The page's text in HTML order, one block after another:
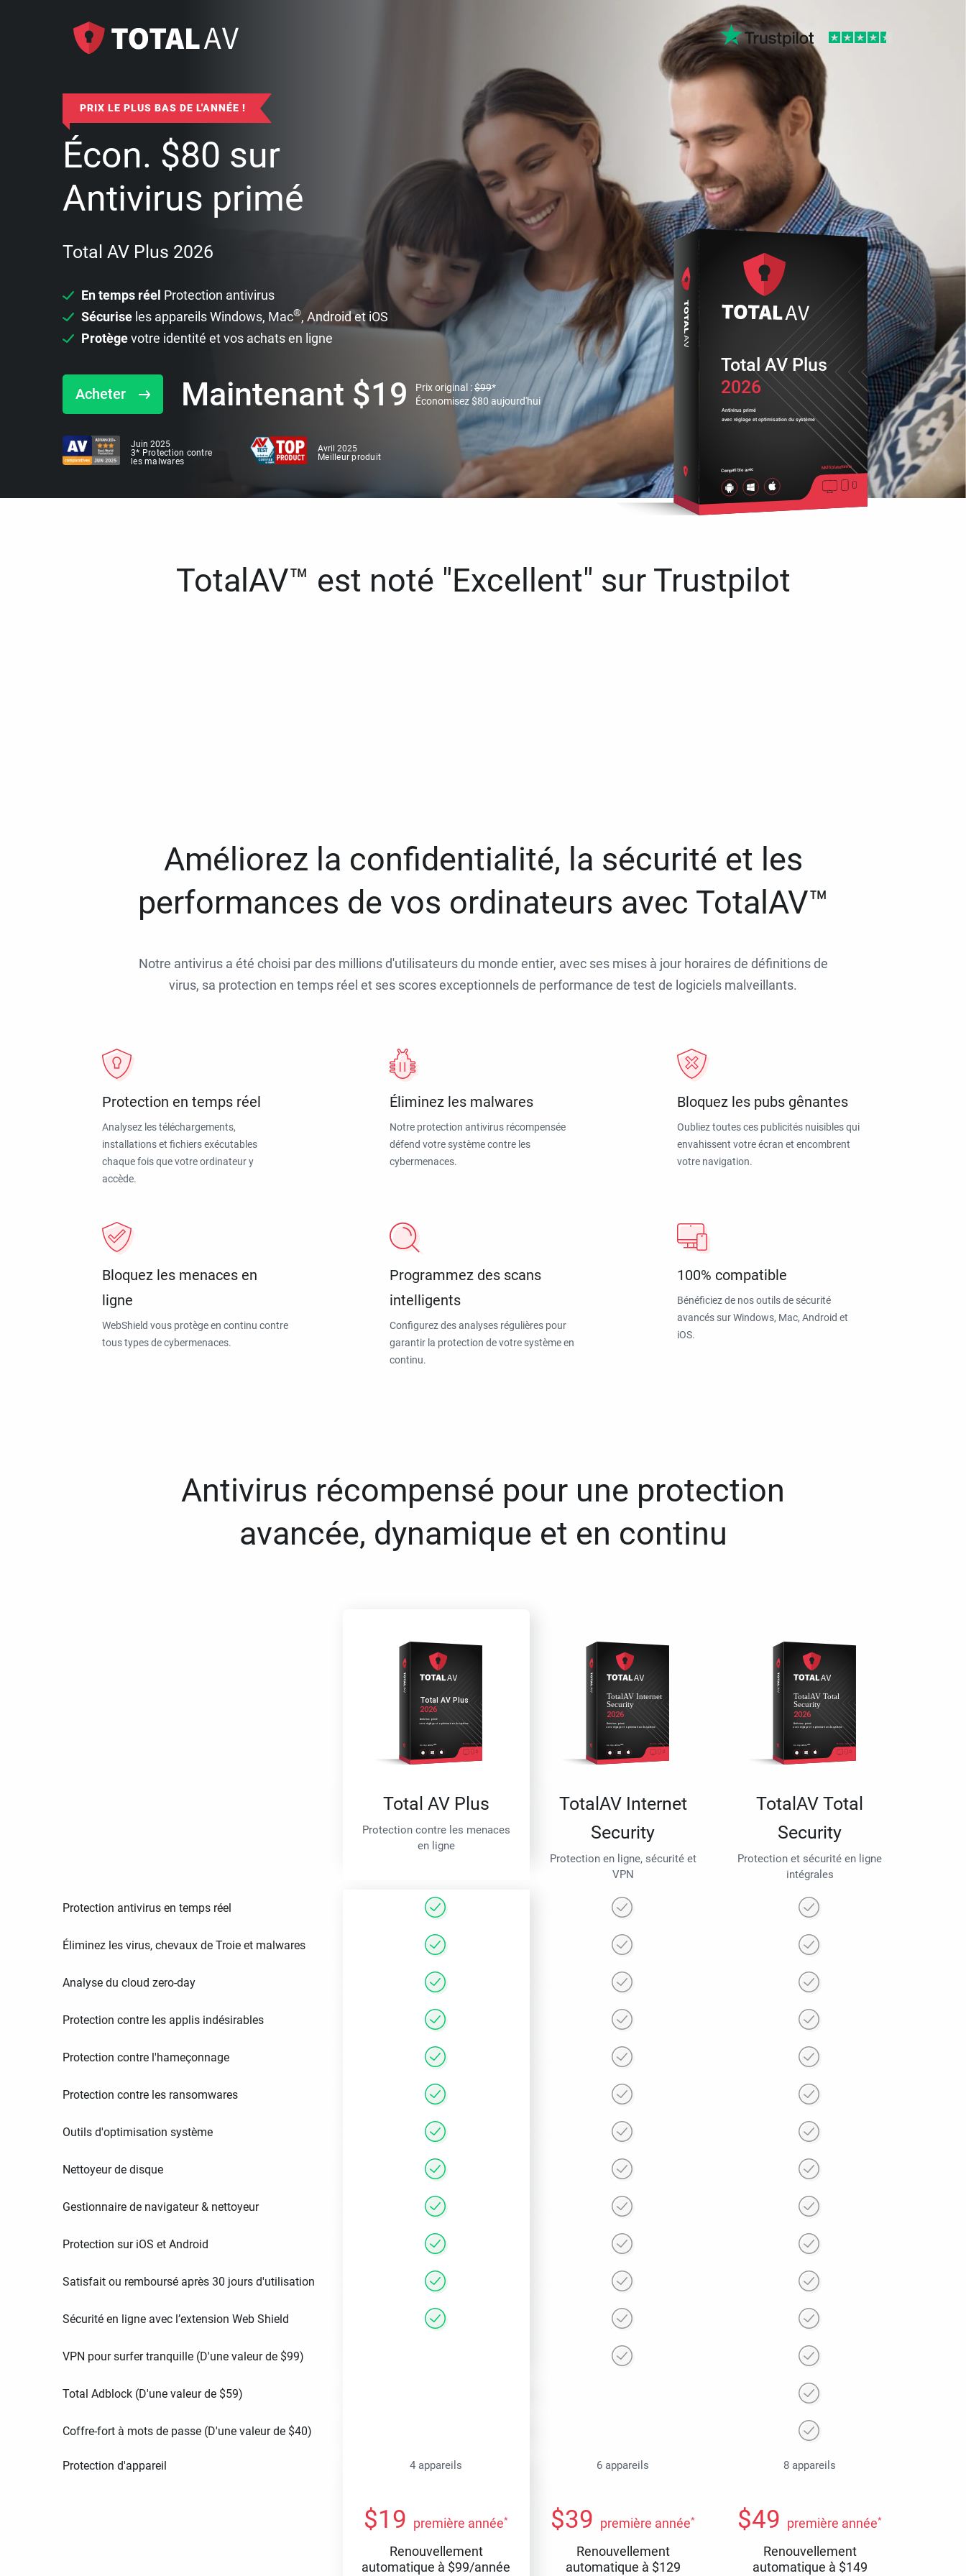
PRIX LE PLUS BAS DE L'ANNÉE !
Écon. $80 sur
Antivirus primé
Total AV Plus 2026
En temps réel Protection antivirus
Sécurise les appareils Windows, Mac®, Android et iOS
Protègevotre identité et vos achats en ligne
Acheter Maintenant $19 Prix original :$99*
Économisez$80 aujourd'hui
Juin 2025
3* Protection contre
les malwares
Avril 2025
Meilleur produit
2026
Antivirus primé
avec réglage et optimisation du système
Compatible avec Multiplateforme
Total AV Plus
TotalAV™ est noté "Excellent" sur Trustpilot
Améliorez la confidentialité, la sécurité et les
performances de vos ordinateurs avec TotalAV™
Notre antivirus a été choisi par des millions d'utilisateurs du monde entier, avec ses mises à jour horaires de définitions de
virus, sa protection en temps réel et ses scores exceptionnels de performance de test de logiciels malveillants.
Protection en temps réel
Analysez les téléchargements,
installations et fichiers exécutables
chaque fois que votre ordinateur y
accède.
Éliminez les malwares
Notre protection antivirus récompensée
défend votre système contre les
cybermenaces.
Bloquez les pubs gênantes
Oubliez toutes ces publicités nuisibles qui
envahissent votre écran et encombrent
votre navigation.
Bloquez les menaces en
ligne
WebShield vous protège en continu contre
tous types de cybermenaces.
Programmez des scans
intelligents
Configurez des analyses régulières pour
garantir la protection de votre système en
continu.
100% compatible
Bénéficiez de nos outils de sécurité
avancés sur Windows, Mac, Android et
iOS.
Antivirus récompensé pour une protection
avancée, dynamique et en continu
Total AV Plus
Protection contre les menaces
en ligne
TotalAV Internet
Security
Protection en ligne, sécurité et
VPN
TotalAV Total
Security
Protection et sécurité en ligne
intégrales
Protection antivirus en temps réel
Éliminez les virus, chevaux de Troie et malwares
Analyse du cloud zero-day
Protection contre les applis indésirables
Protection contre l'hameçonnage
Protection contre les ransomwares
Outils d'optimisation système
Nettoyeur de disque
Gestionnaire de navigateur & nettoyeur
Protection sur iOS et Android
Satisfait ou remboursé après 30 jours d'utilisation
Sécurité en ligne avec l’extension Web Shield
VPN pour surfer tranquille (D'une valeur de $99)
Total Adblock (D'une valeur de $59)
Coffre-fort à mots de passe (D'une valeur de $40)
Protection d'appareil 4 appareils 6 appareils 8 appareils
$19 première année*
Renouvellement
automatique à $99/année
$39 première année*
Renouvellement
automatique à $129
$49 première année*
Renouvellement
automatique à $149